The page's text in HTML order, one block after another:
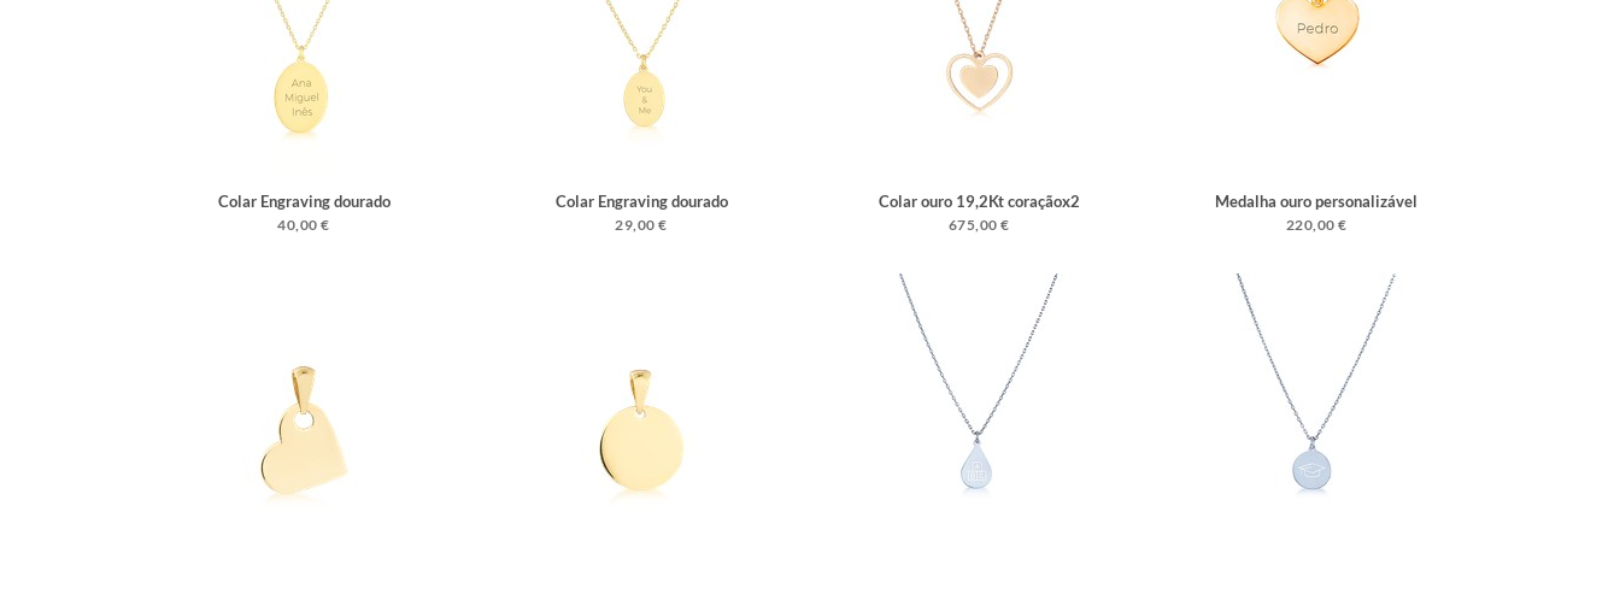
Colar Engraving dourado
40,00 €
Colar Engraving dourado
29,00 €
Colar ouro 19,2Kt coraçãox2
675,00 €
Medalha ouro personalizável
220,00 €